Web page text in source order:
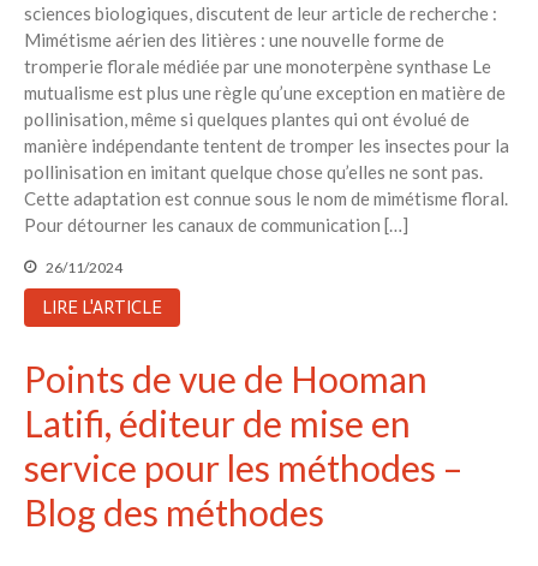
sciences biologiques, discutent de leur article de recherche :
Mimétisme aérien des litières : une nouvelle forme de
tromperie florale médiée par une monoterpène synthase Le
mutualisme est plus une règle qu’une exception en matière de
pollinisation, même si quelques plantes qui ont évolué de
manière indépendante tentent de tromper les insectes pour la
pollinisation en imitant quelque chose qu’elles ne sont pas.
Cette adaptation est connue sous le nom de mimétisme floral.
Pour détourner les canaux de communication […]
26/11/2024
LIRE L'ARTICLE
Points de vue de Hooman
Latifi, éditeur de mise en
service pour les méthodes –
Blog des méthodes